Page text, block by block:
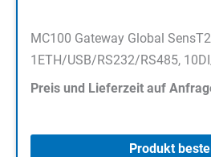
MC100 Gateway Global SensT2
1ETH/USB/RS232/RS485,
Preis und Lieferzeit auf
Produkt